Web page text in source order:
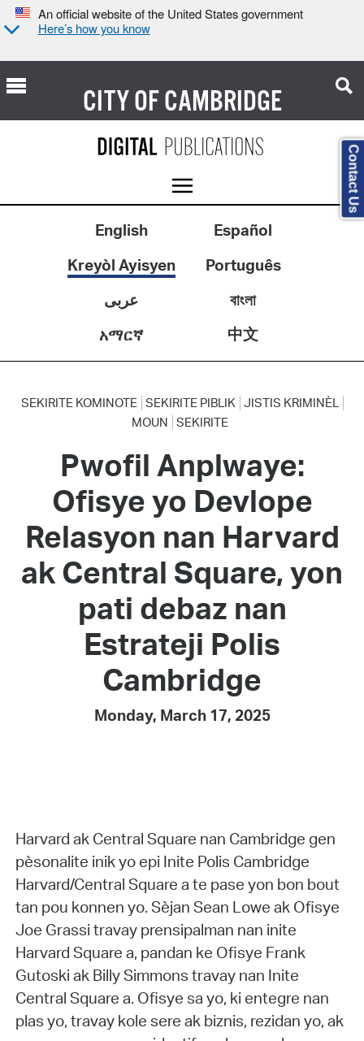
An official website of the United States government
Here’s how you know
CITY OFCAMBRIDGE
English
Español
Kreyòl Ayisyen
Português
عربى
বাংলা
አማርኛ
中文
SEKIRITE KOMINOTE SEKIRITE PIBLIK JISTIS KRIMINÈL
MOUN SEKIRITE
Pwofil Anplwaye:
Ofisye yo Devlope
Relasyon nan Harvard
ak Central Square, yon
pati debaz nan
Estrateji Polis
Cambridge
Monday, March 17, 2025
Harvard ak Central Square nan Cambridge gen
pèsonalite inik yo epi Inite Polis Cambridge
Harvard/Central Square a te pase yon bon bout
tan pou konnen yo. Sèjan Sean Lowe ak Ofisye
Joe Grassi travay prensipalman nan inite
Harvard Square a, pandan ke Ofisye Frank
Gutoski ak Billy Simmons travay nan Inite
Central Square a. Ofisye sa yo, ki entegre nan
plas yo, travay kole sere ak biznis, rezidan yo, ak
Contact Us